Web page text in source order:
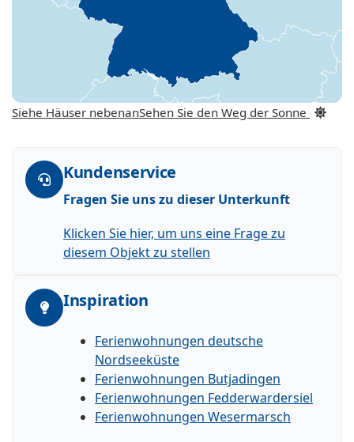
Siehe Häuser nebenanSehen Sie den Weg der Sonne
Kundenservice
Fragen Sie uns zu dieser Unterkunft
Klicken Sie hier, um uns eine Frage zu
diesem Objekt zu stellen
Inspiration
Ferienwohnungen deutsche
Nordseeküste
Ferienwohnungen Butjadingen
Ferienwohnungen Fedderwardersiel
Ferienwohnungen Wesermarsch